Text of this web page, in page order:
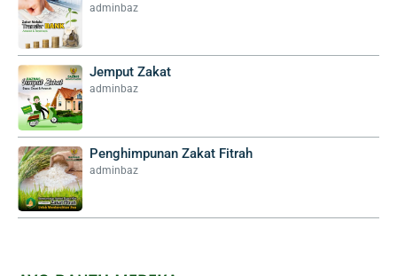
adminbaz
Jemput Zakat
adminbaz
Penghimpunan Zakat Fitrah
adminbaz